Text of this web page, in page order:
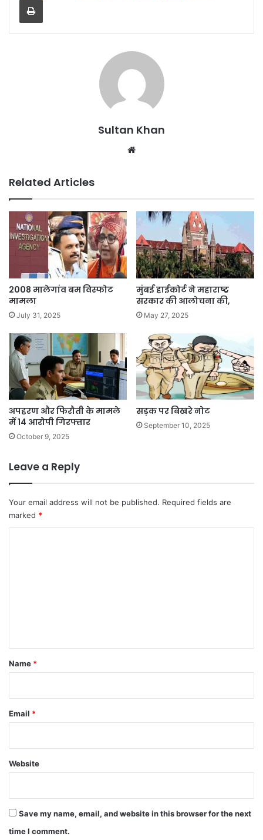
Sultan Khan
Related Articles
2008 मालेगांव बम विस्फोट
मामला
July 31, 2025
मुंबई हाईकोर्ट ने महाराष्ट्र
सरकार की आलोचना की,
May 27, 2025
अपहरण और फिरौती के मामले
में 14 आरोपी गिरफ्तार
October 9, 2025
सड़क पर बिखरे नोट
September 10, 2025
Leave a Reply
Your email address will not be published. Required fields are
marked *
*
Name *
Email *
Website
Save my name, email, and website in this browser for the next
time I comment.